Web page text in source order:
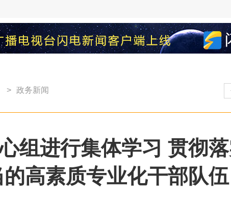
> 政务新闻
组进行集体学习 贯彻
高素质专业化干部队伍